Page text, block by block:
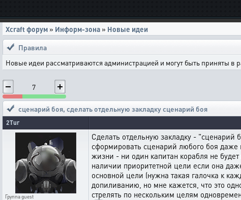
Xcraft форум » Информ-зона » Новые идеи
Правила
Новые идеи рассматриваются администрацией и могут быть приняты в
7
сценарий боя, сделать отдельную закладку сценарий боя
2Tur
Группаguest
Сделать отдельную закладку -
сформировать сценарий любого боя даже
жизни - ни один капитан корабля не
наличии приоритетной цели если она
основной цели (нужна такая галочка к
допиливанию, но мне кажется, что это
стрелять по нескольким целям